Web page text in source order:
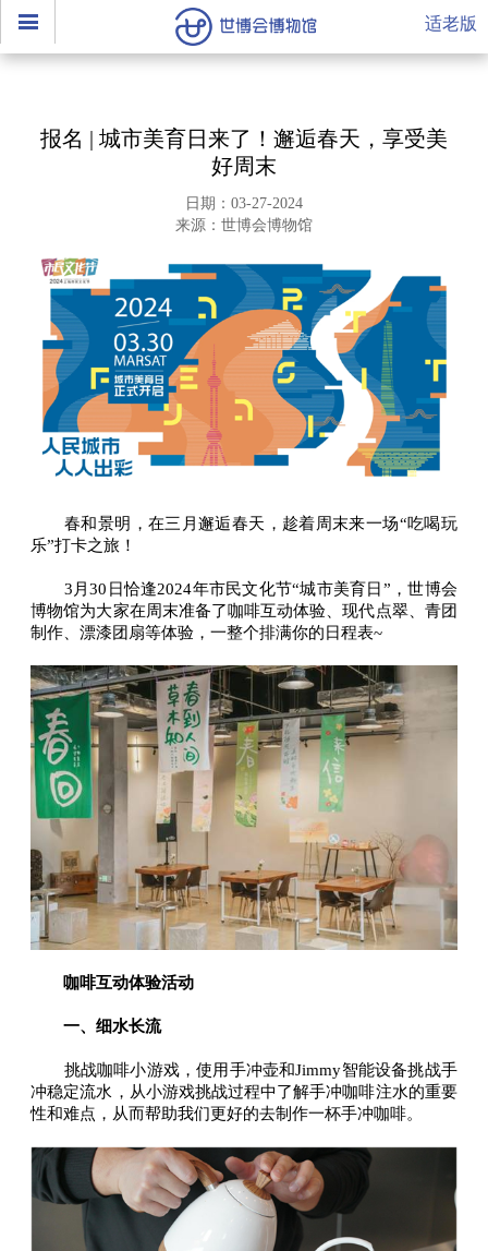
适老版
报名 | 城市美育日来了！邂逅春天，享受美
好周末
日期：03-27-2024
来源：世博会博物馆
春和景明，在三月邂逅春天，趁着周末来一场“吃喝玩
乐”打卡之旅！
3月30日恰逢2024年市民文化节“城市美育日”，世博会
博物馆为大家在周末准备了咖啡互动体验、现代点翠、青团
制作、漂漆团扇等体验，一整个排满你的日程表~
咖啡互动体验活动
一、细水长流
挑战咖啡小游戏，使用手冲壶和Jimmy智能设备挑战手
冲稳定流水，从小游戏挑战过程中了解手冲咖啡注水的重要
性和难点，从而帮助我们更好的去制作一杯手冲咖啡。